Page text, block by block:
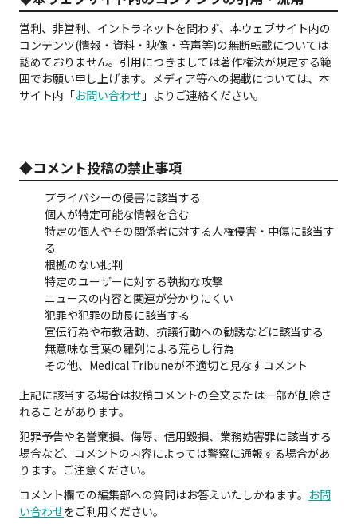
営利、非営利、イントラネットを問わず、本ウェブサイト内の
コンテンツ(情報・資料・映像・音声等)の無断転載については
認めておりません。引用につきましては著作権法が規定する範
囲でお願い申し上げます。メディア等への掲載については、本
サイト内「お問い合わせ 」よりご連絡ください。
◆コメント投稿の禁止事項
プライバシーの侵害に該当する
個人が特定可能な情報を含む
特定の個人やその関係者に対する人権侵害・中傷に該当す
る
根拠のない批判
特定のユーザーに対する執拗な攻撃
ニュースの内容と関連が分かりにくい
犯罪や犯罪の助長に該当する
宣伝行為や布教活動、抗議行動への勧誘などに該当する
無意味な言葉の羅列による荒らし行為
その他、Medical Tribuneが不適切と見なすコメント
上記に該当する場合は投稿コメントの全文または一部が削除さ
れることがあります。
犯罪予告や名誉棄損、侮辱、信用毀損、業務妨害罪に該当する
場合など、コメントの内容によっては警察に通報する場合があ
ります。ご注意ください。
コメント欄での編集部への質問はお答えいたしかねます。 お問
い合わせをご利用ください。